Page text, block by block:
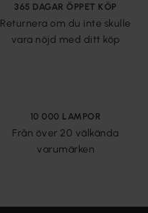
365 DAGAR ÖPPET KÖP
Returnera om du inte skulle
vara nöjd med ditt köp
10 000 LAMPOR
Från över 20 välkända
varumärken